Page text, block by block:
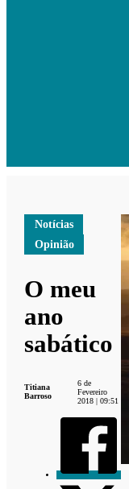
Notícias
Opinião
O meu
ano
sabático
Titiana
Barroso
6 de
Fevereiro
2018 | 09:51